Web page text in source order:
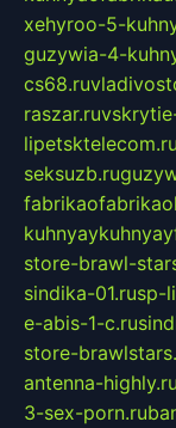
xehyroo-5-
guzywia-4-
cs68.ru
raszar.ru
lipetsktelecom.ru
seksuzb.ru
store-brawl-
sindika-01.rusp-
e-abis-1-c.ru
store-
antenna-highly.ru
3-sex-porn.ru